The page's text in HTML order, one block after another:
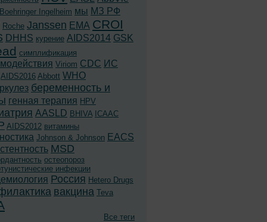
Boehringer Ingelheim мы МЗ РФ
Roche Janssen EMA CROI
DHHS курение AIDS2014 GSK
симплификация
Viriom CDC ИС
AIDS2016 Abbott WHO
беременность и
генная терапия HPV
AASLD BHIVA ICAAC
AIDS2012 витамины
Johnson & Johnson EACS
MSD
остеопороз
инфекции
Россия Hetero Drugs
вакцина Teva
Все теги